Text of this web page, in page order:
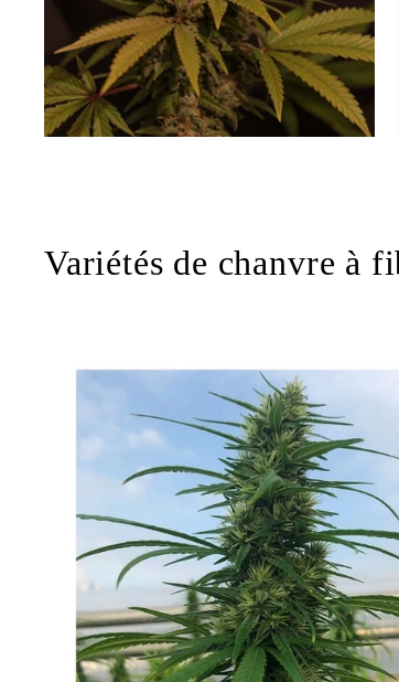
Variétés de chanvre à